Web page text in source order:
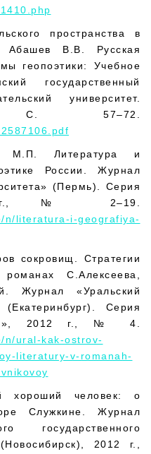
пространства в
Абашев В.В. Русская
геопоэтики: Учебное
государственный
университет.
57–72.
М.П. Литература и
России. Журнал
(Пермь). Серия
г., № 2–19.
literatura-i-geografiya-
сокровищ. Стратегии
С.Алексеева,
Журнал «Уральский
(Екатеринбург). Серия
2012 г., № 4.
ural-kak-ostrov-
literatury-v-romanah-
хороший человек: о
Служкине. Журнал
государственного
2012 г.,